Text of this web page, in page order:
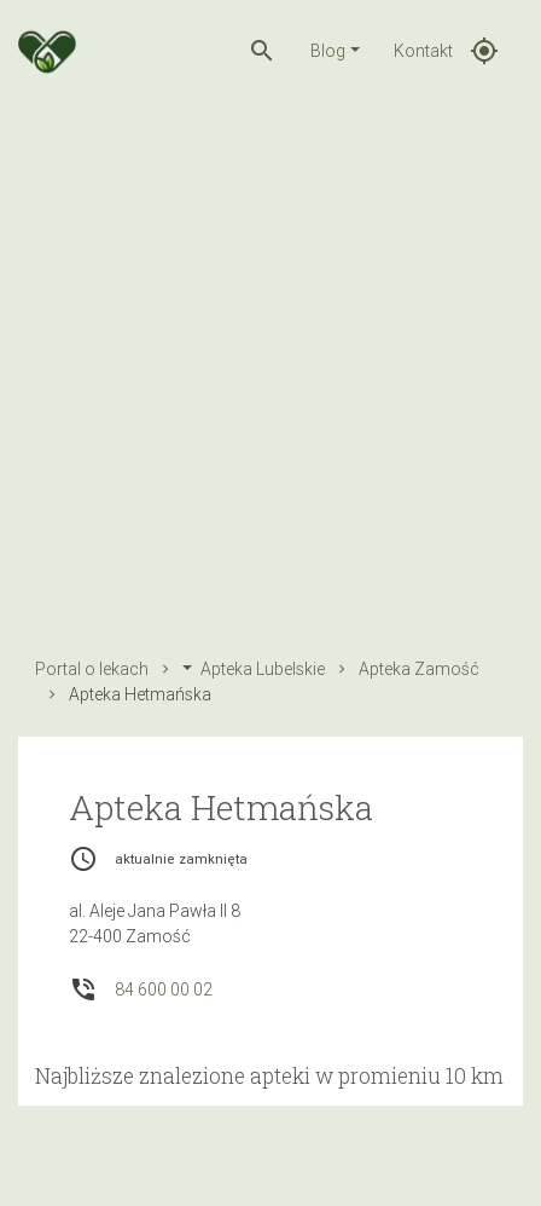
search Blog Kontakt gps_fixed
Portal o lekach Apteka Lubelskie
Apteka Zamość
Apteka Hetmańska
Apteka Hetmańska
access_time aktualnie zamknięta
al. Aleje Jana Pawła II 8
22-400 Zamość
phone_in_talk 84 600 00 02
Najbliższe znalezione apteki w promieniu 10 km